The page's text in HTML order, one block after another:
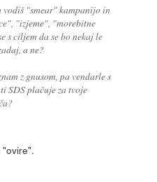
vodiš "smear" kampanijo in
"izjeme", "morebitne
s ciljem da se bo nekaj le
a ne?
z gnusom, pa vendarle s
SDS plačuje za tvoje